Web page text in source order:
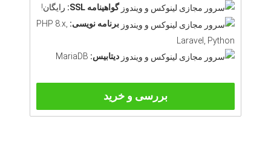
گواهینامه SSL:
رایگان!
برنامه نویسی: PHP 8.x,
Laravel, Python
دیتابیس: MariaDB
بررسی و خرید